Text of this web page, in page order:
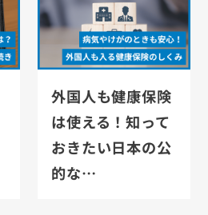
外国人も健康保険
は使える！知って
おきたい日本の公
的な…